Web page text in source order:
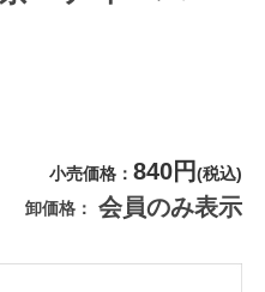
小売価格 840円(税込)
卸価格
会員のみ表示